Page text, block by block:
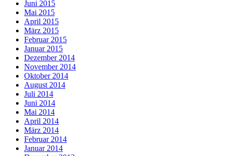
Juni 2015
Mai 2015
April 2015
März 2015
Februar 2015
Januar 2015
Dezember 2014
November 2014
Oktober 2014
August 2014
Juli 2014
Juni 2014
Mai 2014
April 2014
März 2014
Februar 2014
Januar 2014